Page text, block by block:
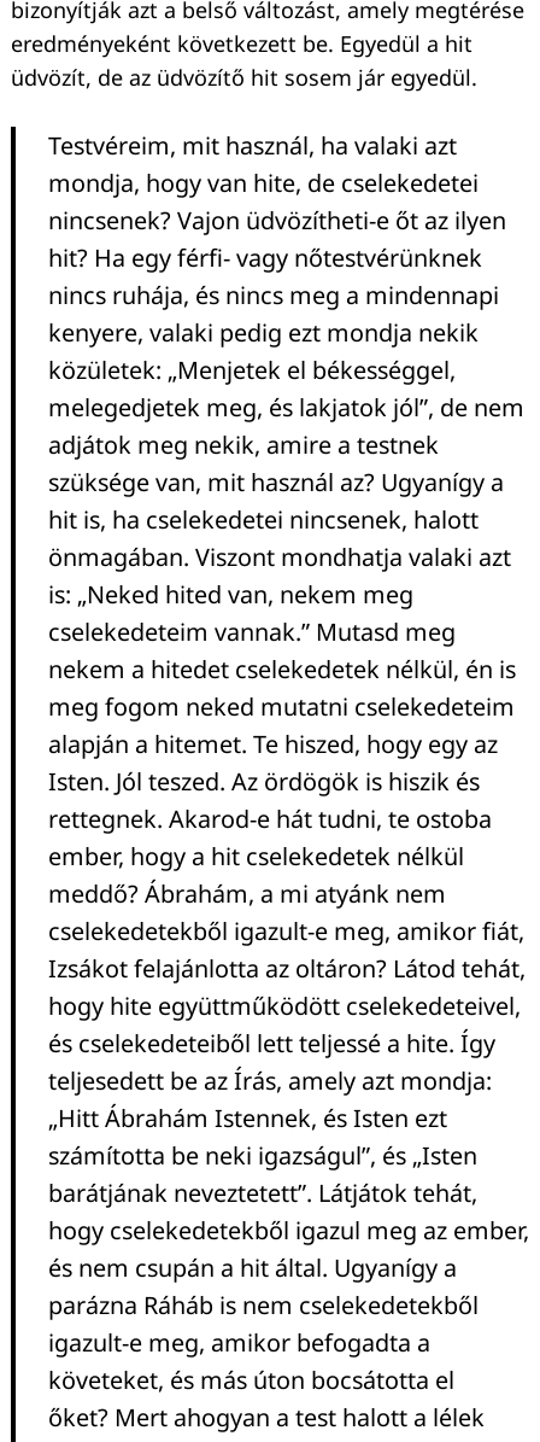
bizonyítják azt a belső változást, amely megtérése
eredményeként következett be. Egyedül a hit
üdvözít, de az üdvözítő hit sosem jár egyedül.
Testvéreim, mit használ, ha valaki azt
mondja, hogy van hite, de cselekedetei
nincsenek? Vajon üdvözítheti-e őt az ilyen
hit? Ha egy férfi- vagy nőtestvérünknek
nincs ruhája, és nincs meg a mindennapi
kenyere, valaki pedig ezt mondja nekik
közületek: „Menjetek el békességgel,
melegedjetek meg, és lakjatok jól”, de nem
adjátok meg nekik, amire a testnek
szüksége van, mit használ az? Ugyanígy a
hit is, ha cselekedetei nincsenek, halott
önmagában. Viszont mondhatja valaki azt
is: „Neked hited van, nekem meg
cselekedeteim vannak.” Mutasd meg
nekem a hitedet cselekedetek nélkül, én is
meg fogom neked mutatni cselekedeteim
alapján a hitemet. Te hiszed, hogy egy az
Isten. Jól teszed. Az ördögök is hiszik és
rettegnek. Akarod-e hát tudni, te ostoba
ember, hogy a hit cselekedetek nélkül
meddő? Ábrahám, a mi atyánk nem
cselekedetekből igazult-e meg, amikor fiát,
Izsákot felajánlotta az oltáron? Látod tehát,
hogy hite együttműködött cselekedeteivel,
és cselekedeteiből lett teljessé a hite. Így
teljesedett be az Írás, amely azt mondja:
„Hitt Ábrahám Istennek, és Isten ezt
számította be neki igazságul”, és „Isten
barátjának neveztetett”. Látjátok tehát,
hogy cselekedetekből igazul meg az ember,
és nem csupán a hit által. Ugyanígy a
parázna Ráháb is nem cselekedetekből
igazult-e meg, amikor befogadta a
követeket, és más úton bocsátotta el
őket? Mert ahogyan a test halott a lélek